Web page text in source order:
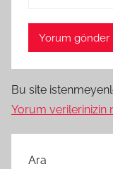
Bu site
Yorum verilerinizin
Ara